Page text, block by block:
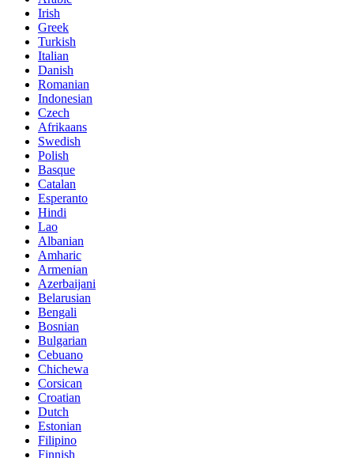
Irish
Greek
Turkish
Italian
Danish
Romanian
Indonesian
Czech
Afrikaans
Swedish
Polish
Basque
Catalan
Esperanto
Hindi
Lao
Albanian
Amharic
Armenian
Azerbaijani
Belarusian
Bengali
Bosnian
Bulgarian
Cebuano
Chichewa
Corsican
Croatian
Dutch
Estonian
Filipino
Finnish